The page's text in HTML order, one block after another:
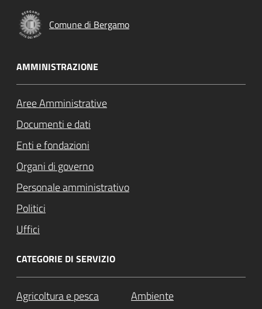
Comune di Bergamo
AMMINISTRAZIONE
Aree Amministrative
Documenti e dati
Enti e fondazioni
Organi di governo
Personale amministrativo
Politici
Uffici
CATEGORIE DI SERVIZIO
Agricoltura e pesca Ambiente